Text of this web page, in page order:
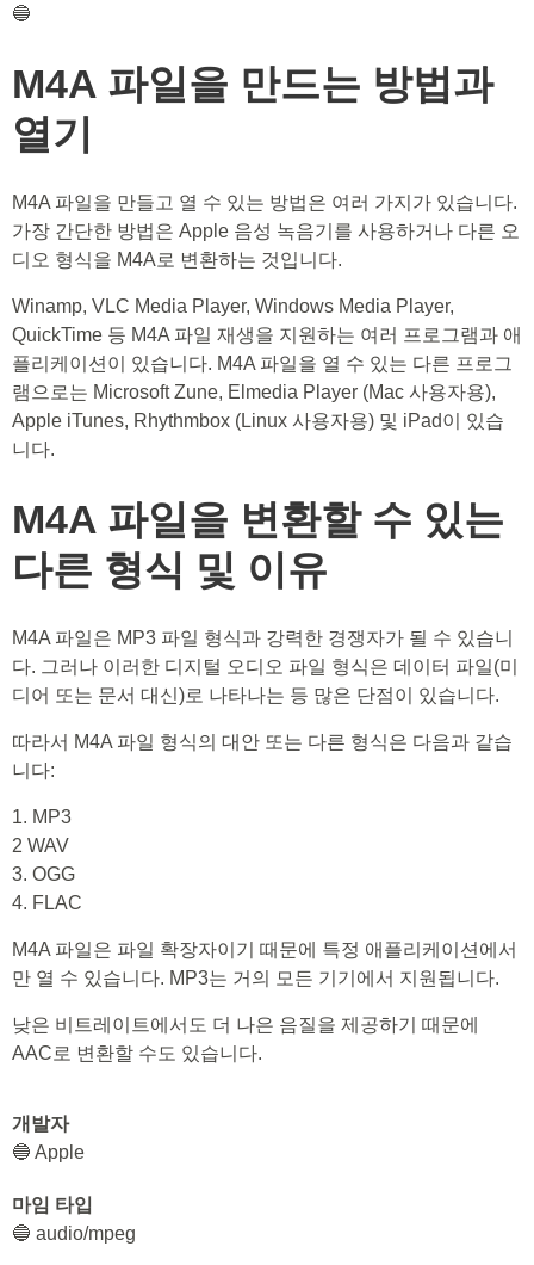
🔵
M4A 파일을 만드는 방법과
열기
M4A 파일을 만들고 열 수 있는 방법은 여러 가지가 있습니다.
가장 간단한 방법은 Apple 음성 녹음기를 사용하거나 다른 오
디오 형식을 M4A로 변환하는 것입니다.
Winamp, VLC Media Player, Windows Media Player,
QuickTime 등 M4A 파일 재생을 지원하는 여러 프로그램과 애
플리케이션이 있습니다. M4A 파일을 열 수 있는 다른 프로그
램으로는 Microsoft Zune, Elmedia Player (Mac 사용자용),
Apple iTunes, Rhythmbox (Linux 사용자용) 및 iPad이 있습
니다.
M4A 파일을 변환할 수 있는
다른 형식 및 이유
M4A 파일은 MP3 파일 형식과 강력한 경쟁자가 될 수 있습니
다. 그러나 이러한 디지털 오디오 파일 형식은 데이터 파일(미
디어 또는 문서 대신)로 나타나는 등 많은 단점이 있습니다.
따라서 M4A 파일 형식의 대안 또는 다른 형식은 다음과 같습
니다:
1. MP3
2 WAV
3. OGG
4. FLAC
M4A 파일은 파일 확장자이기 때문에 특정 애플리케이션에서
만 열 수 있습니다. MP3는 거의 모든 기기에서 지원됩니다.
낮은 비트레이트에서도 더 나은 음질을 제공하기 때문에
AAC로 변환할 수도 있습니다.
개발자
🔵 Apple
마임 타입
🔵 audio/mpeg